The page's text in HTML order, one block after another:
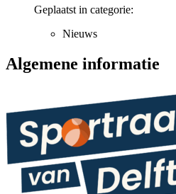
Geplaatst in categorie:
Nieuws
Algemene informatie